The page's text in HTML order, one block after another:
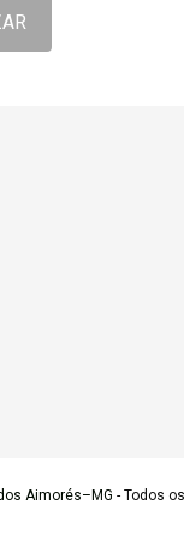
Aimorés–MG - Todos